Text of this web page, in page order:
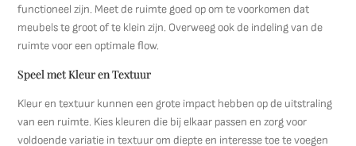
functioneel zijn. Meet de ruimte goed op om te voorkomen dat
meubels te groot of te klein zijn. Overweeg ook de indeling van de
ruimte voor een optimale flow.
Speel met Kleur en Textuur
Kleur en textuur kunnen een grote impact hebben op de uitstraling
van een ruimte. Kies kleuren die bij elkaar passen en zorg voor
voldoende variatie in textuur om diepte en interesse toe te voegen